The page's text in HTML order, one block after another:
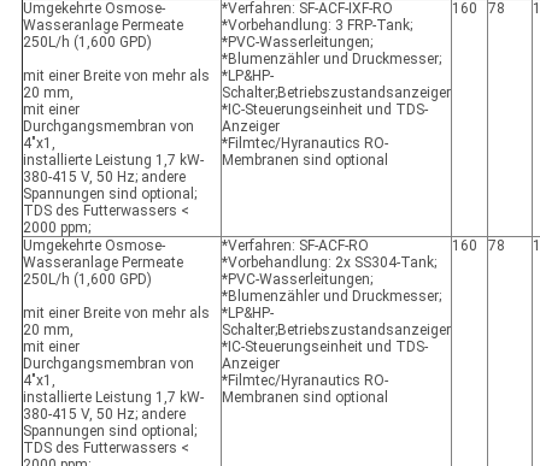
Umgekehrte Osmose-
Wasseranlage Permeate
250L/h (1,600 GPD)
mit einer Breite von mehr als
20 mm,
mit einer
Durchgangsmembran von
4"x1,
installierte Leistung 1,7 kW-
380-415 V, 50 Hz; andere
Spannungen sind optional;
TDS des Futterwassers <
2000 ppm;
*Verfahren: SF-ACF-IXF-RO
*Vorbehandlung: 3 FRP-Tank;
*PVC-Wasserleitungen;
*Blumenzähler und Druckmesser;
*LP&HP-
Schalter;Betriebszustandsanzeiger
*IC-Steuerungseinheit und TDS-
Anzeiger
*Filmtec/Hyranautics RO-
Membranen sind optional
160 78
Umgekehrte Osmose-
Wasseranlage Permeate
250L/h (1,600 GPD)
mit einer Breite von mehr als
20 mm,
mit einer
Durchgangsmembran von
4"x1,
installierte Leistung 1,7 kW-
380-415 V, 50 Hz; andere
Spannungen sind optional;
TDS des Futterwassers <
*Verfahren: SF-ACF-RO
*Vorbehandlung: 2x SS304-Tank;
*PVC-Wasserleitungen;
*Blumenzähler und Druckmesser;
*LP&HP-
Schalter;Betriebszustandsanzeiger
*IC-Steuerungseinheit und TDS-
Anzeiger
*Filmtec/Hyranautics RO-
Membranen sind optional
160 78